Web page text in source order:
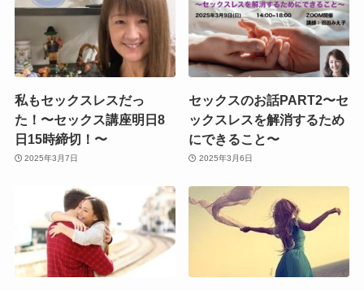
私もセックスレスだっ
た！〜セックス講座明日8
日15時締切！〜
2025年3月7日
セックスのお話PART2〜セ
ックスレスを解消するため
にできること〜
2025年3月6日